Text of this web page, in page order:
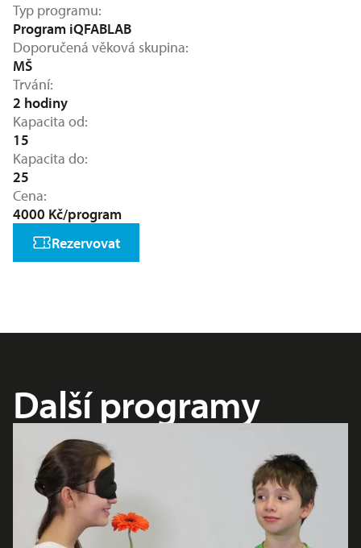
Typ programu
Program iQFABLAB
Doporučená věková skupina
MŠ
Trvání
2 hodiny
Kapacita od
15
Kapacita do
25
Cena
4000 Kč/program
Rezervovat
Další programy